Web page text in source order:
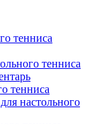
тенниса
тенниса
тенниса
настольного